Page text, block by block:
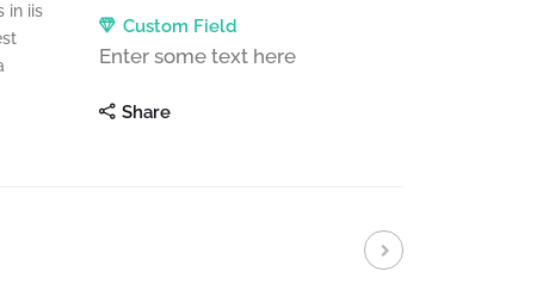
in iis
Custom Field
Enter some text here
Share